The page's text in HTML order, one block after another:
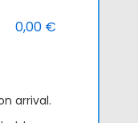
0,00 €
arrival.